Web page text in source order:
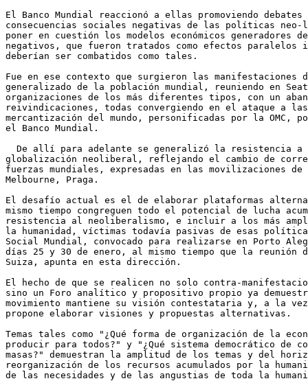
El Banco Mundial reaccionó a ellas promoviendo
consecuencias sociales negativas de las políticas
poner en cuestión los modelos económicos generadores
negativos, que fueron tratados como efectos paralelos
deberían ser combatidos como tales.
Fue en ese contexto que surgieron las manifestaciones
generalizado de la población mundial, reuniendo en
organizaciones de los más diferentes tipos, con un
reivindicaciones, todas convergiendo en el ataque a
mercantización del mundo, personificadas por la OMC,
el Banco Mundial.
De allí para adelante se generalizó la resistencia a
globalización neoliberal, reflejando el cambio de
fuerzas mundiales, expresadas en las movilizaciones de
Melbourne, Praga.
El desafío actual es el de elaborar plataformas
mismo tiempo congreguen todo el potencial de lucha
resistencia al neoliberalismo, e incluir a los más
la humanidad, víctimas todavía pasivas de esas
Social Mundial, convocado para realizarse en Porto
días 25 y 30 de enero, al mismo tiempo que la reunión
Suiza, apunta en esta dirección.
El hecho de que se realicen no solo contra-
sino un Foro analítico y propositivo propio ya
movimiento mantiene su visión contestataria y, a la
propone elaborar visiones y propuestas alternativas.
Temas tales como "¿Qué forma de organización de la
producir para todos?" y "¿Qué sistema democrático de
masas?" demuestran la amplitud de los temas y del
reorganización de los recursos acumulados por la
de las necesidades y de las angustias de toda la